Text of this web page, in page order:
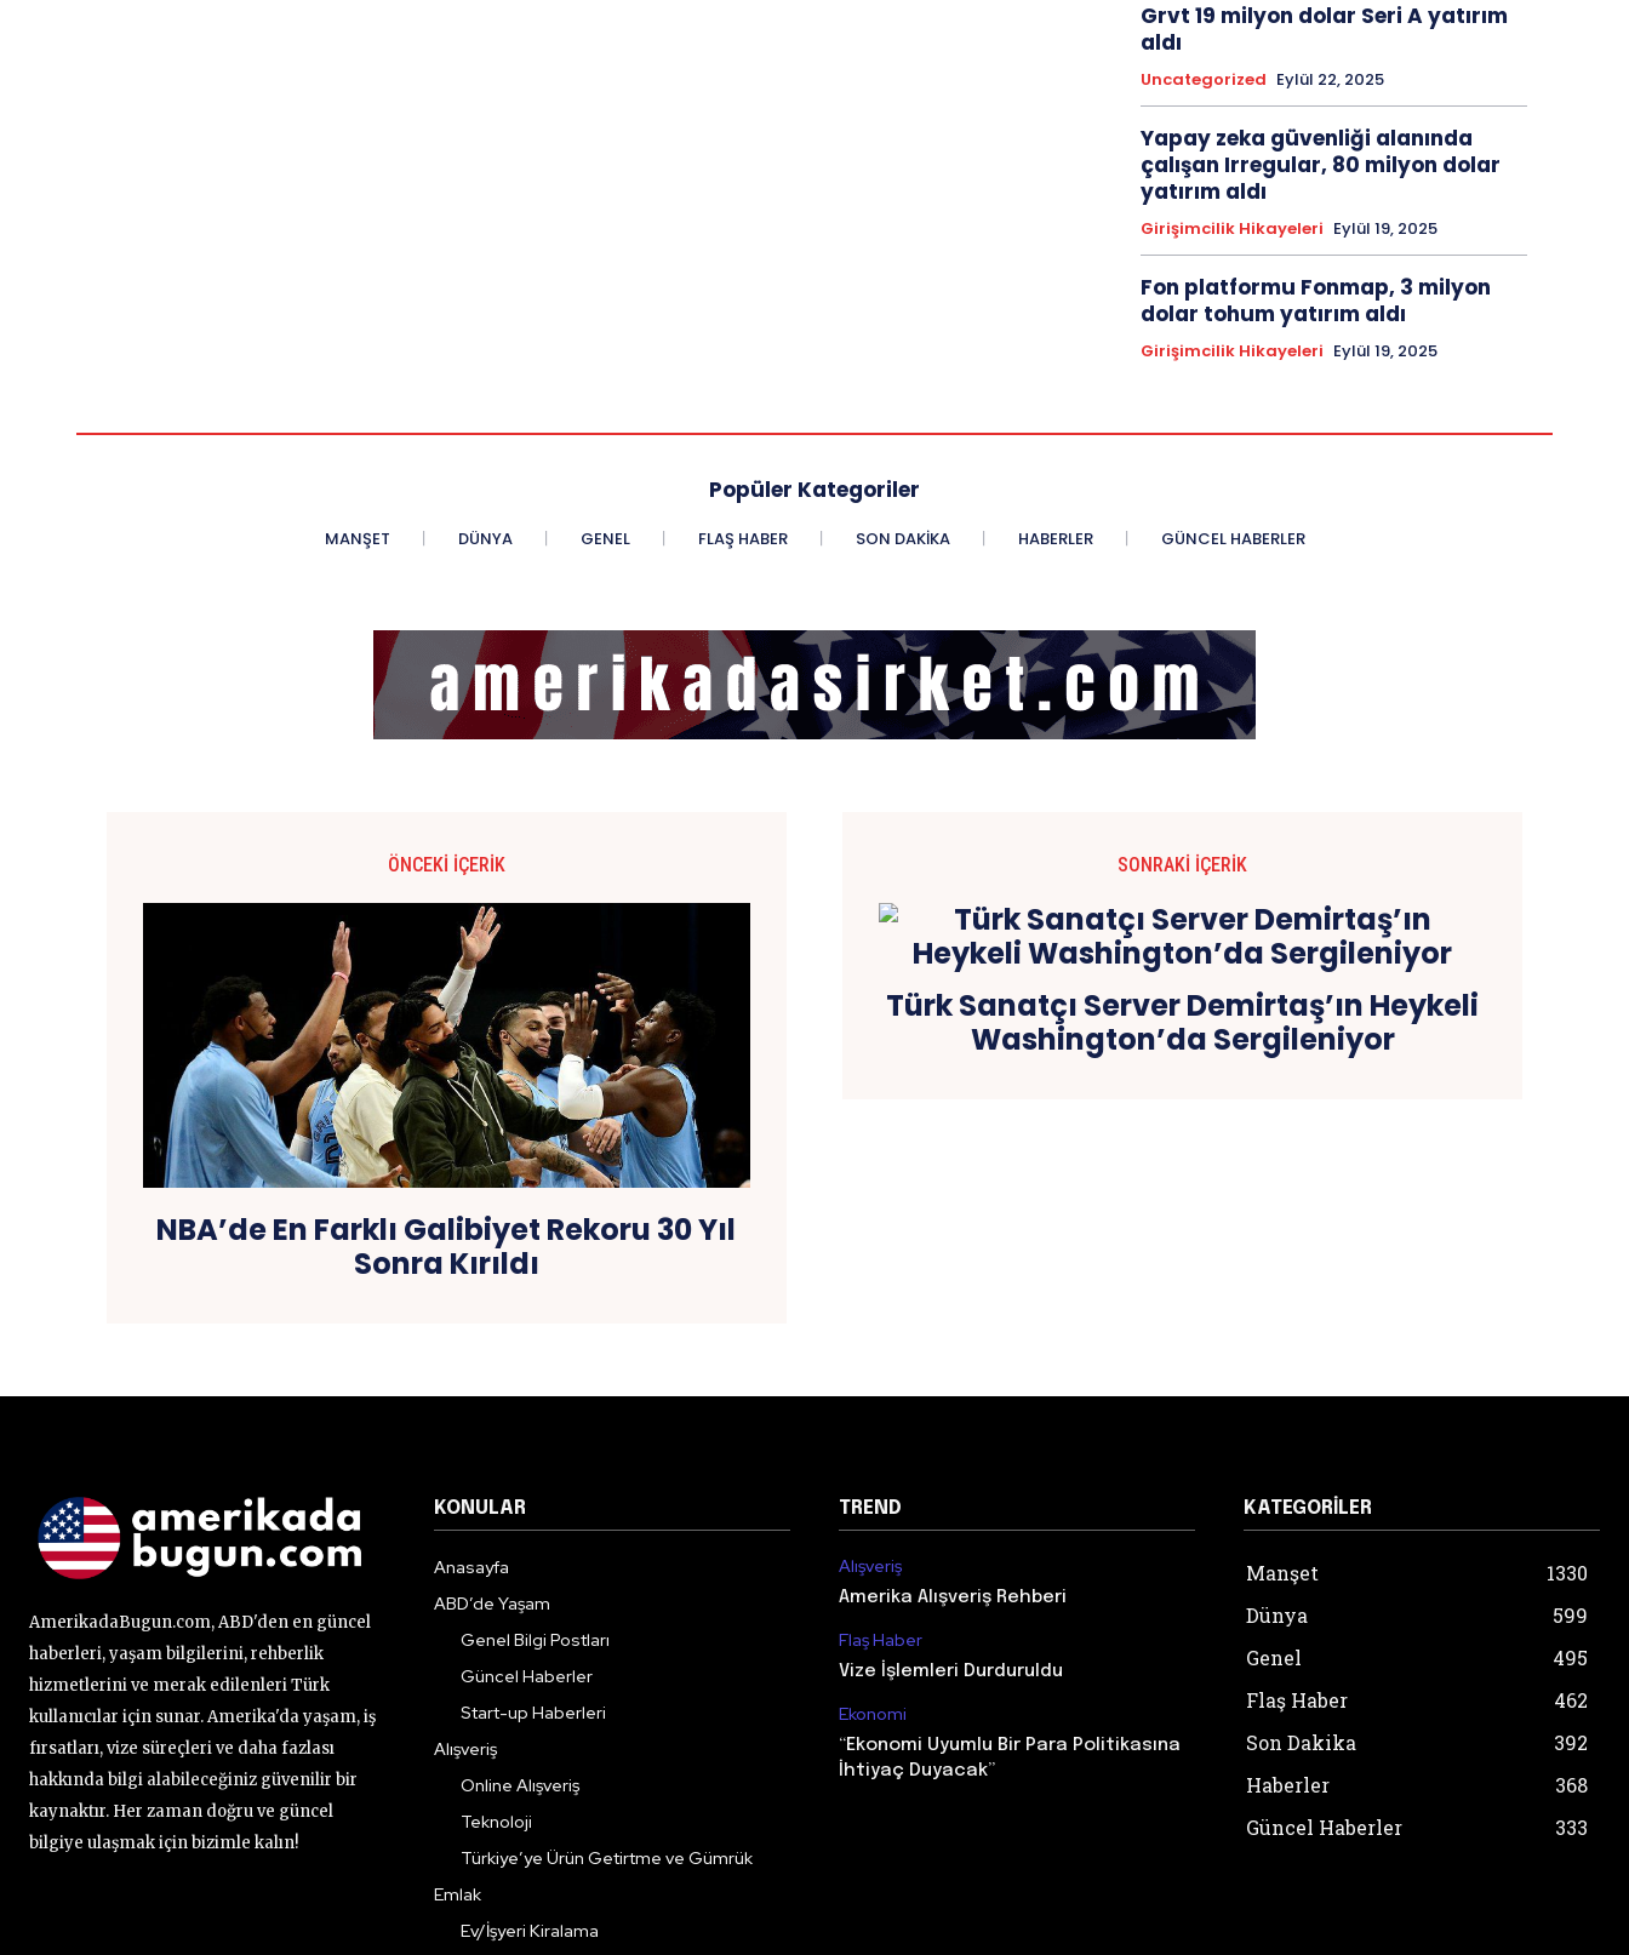
Grvt 19 milyon dolar Seri A yatırım
aldı
Uncategorized Eylül 22, 2025
Yapay zeka güvenliği alanında
çalışan Irregular, 80 milyon dolar
yatırım aldı
Girişimcilik Hikayeleri Eylül 19, 2025
Fon platformu Fonmap, 3 milyon
dolar tohum yatırım aldı
Girişimcilik Hikayeleri Eylül 19, 2025
Popüler Kategoriler
MANŞET DÜNYA GENEL FLAŞ HABER SON DAKIKA HABERLER GÜNCEL HABERLER
ÖNCEKI İÇERIK
NBA’de En Farklı Galibiyet Rekoru 30 Yıl
Sonra Kırıldı
SONRAKI İÇERIK
Türk Sanatçı Server Demirtaş’ın Heykeli
Washington’da Sergileniyor
AmerikadaBugun.com, ABD'den en güncel
haberleri, yaşam bilgilerini, rehberlik
hizmetlerini ve merak edilenleri Türk
kullanıcılar için sunar. Amerika'da yaşam, iş
fırsatları, vize süreçleri ve daha fazlası
hakkında bilgi alabileceğiniz güvenilir bir
kaynaktır. Her zaman doğru ve güncel
bilgiye ulaşmak için bizimle kalın!
KONULAR
Anasayfa
ABD’de Yaşam
Genel Bilgi Postları
Güncel Haberler
Start-up Haberleri
Alışveriş
Online Alışveriş
Teknoloji
Türkiye’ye Ürün Getirtme ve Gümrük
Emlak
Ev/İşyeri Kiralama
TREND
Alışveriş
Amerika Alışveriş Rehberi
Flaş Haber
Vize İşlemleri Durduruldu
Ekonomi
“Ekonomi Uyumlu Bir Para Politikasına
İhtiyaç Duyacak”
KATEGORILER
Manşet
1330
Dünya
599
Genel
495
Flaş Haber
462
Son Dakika
392
Haberler
368
Güncel Haberler
333